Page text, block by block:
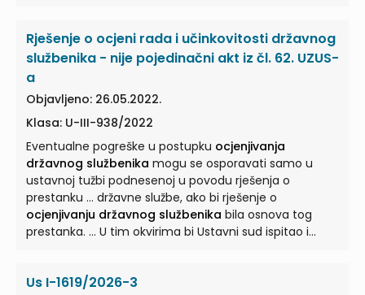
službenih zadaća, poštivanje službene ... Uredbe o
postupku i kriterijimaocjenjivanja državnih službenika
Rješenje o ocjeni rada i učinkovitosti državnog
službenika - nije pojedinačni akt iz čl. 62. UZUS-
a
Objavljeno: 26.05.2022.
Klasa: U-III-938/2022
Eventualne pogreške u postupku ocjenjivanja
državnog službenika mogu se osporavati samo u
ustavnoj tužbi podnesenoj u povodu rješenja o
prestanku ... državne službe, ako bi rješenje o
ocjenjivanju državnog službenika bila osnova tog
prestanka. ... U tim okvirima bi Ustavni sud ispitao i
Us I-1619/2026-3